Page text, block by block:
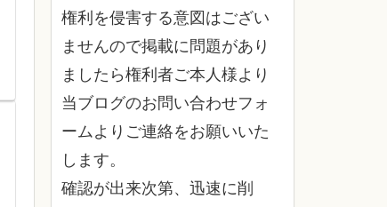
権利を侵害する意図はござい
ませんので掲載に問題があり
ましたら権利者ご本人様より
当ブログのお問い合わせフォ
ームよりご連絡をお願いいた
します。
確認が出来次第、迅速に削